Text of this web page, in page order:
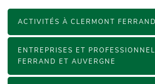
ACTIVITÉS À CLERMONT FERRAND
ENTREPRISES ET
FERRAND ET AUVERGNE